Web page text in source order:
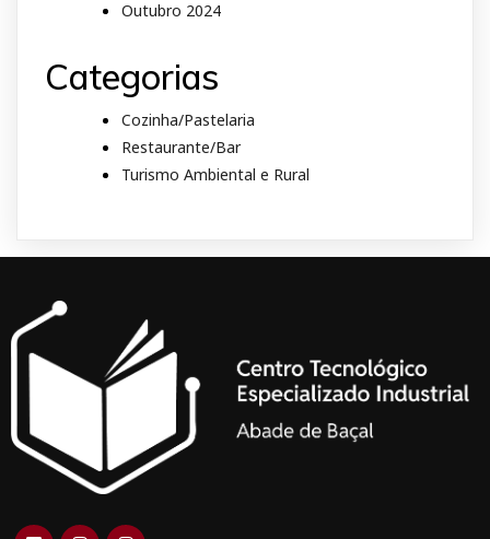
Outubro 2024
Categorias
Cozinha/Pastelaria
Restaurante/Bar
Turismo Ambiental e Rural